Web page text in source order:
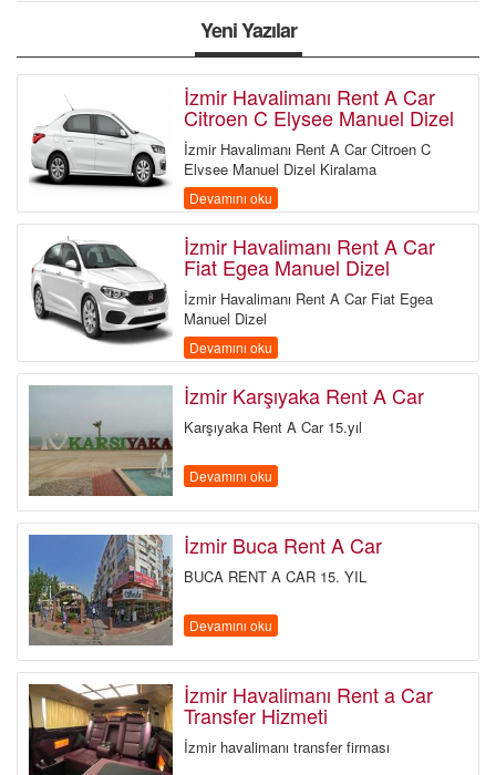
Yeni Yazılar
İzmir Havalimanı Rent A Car
Citroen C Elysee Manuel Dizel
İzmir Havalimanı Rent A Car Citroen C
Elysee Manuel Dizel Kiralama
Devamını oku
İzmir Havalimanı Rent A Car
Fiat Egea Manuel Dizel
İzmir Havalimanı Rent A Car Fiat Egea
Manuel Dizel
Devamını oku
İzmir Karşıyaka Rent A Car
Karşıyaka Rent A Car 15.yıl
Devamını oku
İzmir Buca Rent A Car
BUCA RENT A CAR 15. YIL
Devamını oku
İzmir Havalimanı Rent a Car
Transfer Hizmeti
İzmir havalimanı transfer firması